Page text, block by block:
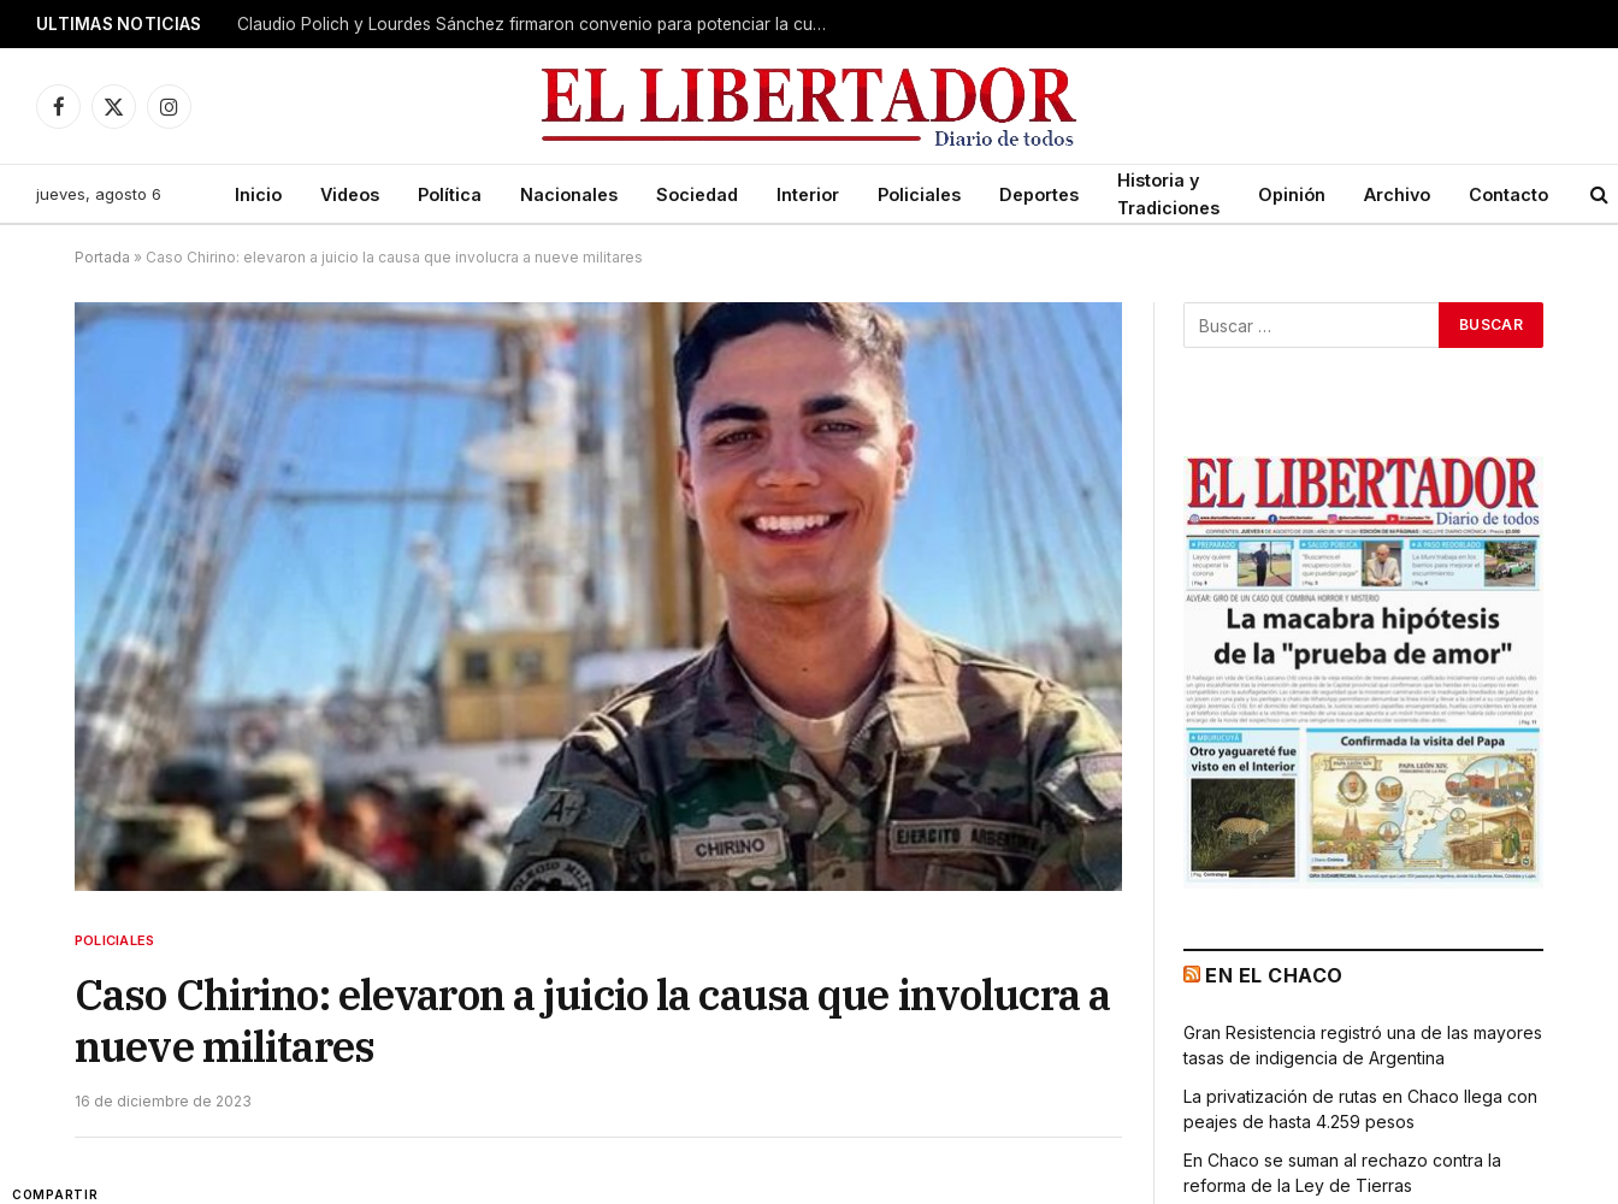
ULTIMAS NOTICIAS Claudio Polich y Lourdes Sánchez firmaron convenio para potenciar la cultura y el turismo
Facebook
X
Instagram
jueves, agosto 6 Inicio Videos Política Nacionales Sociedad Interior Policiales Deportes
Historia y
Tradiciones
Opinión Archivo Contacto
Portada » Caso Chirino: elevaron a juicio la causa que involucra a nueve militares
POLICIALES
Caso Chirino: elevaron a juicio la causa que involucra a
nueve militares
16 de diciembre de 2023
COMPARTIR
EN EL CHACO
Gran Resistencia registró una de las mayores
tasas de indigencia de Argentina
La privatización de rutas en Chaco llega con
peajes de hasta 4.259 pesos
En Chaco se suman al rechazo contra la
reforma de la Ley de Tierras